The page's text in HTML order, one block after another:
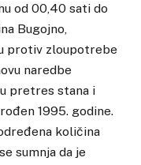
od 00,40 sati do
Bugojno,
protiv zloupotrebe
naredbe
pretres stana i
1995. godine.
količina
sumnja da je